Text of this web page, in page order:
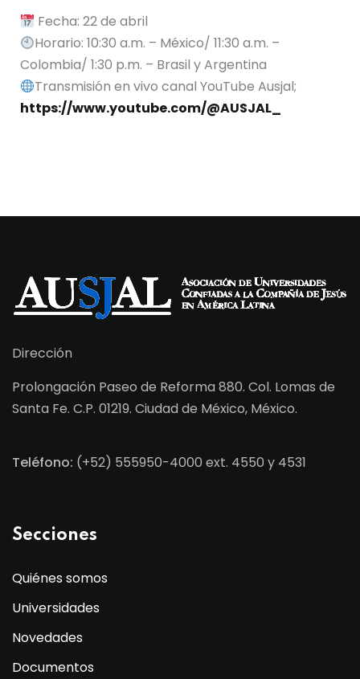
Fecha: 22 de abril
Horario: 10:30 a.m. – México/ 11:30 a.m. –
Colombia/ 1:30 p.m. – Brasil y Argentina
Transmisión en vivo canal YouTube Ausjal;
https://www.youtube.com/@AUSJAL_
Dirección
Prolongación Paseo de Reforma 880. Col. Lomas de
Santa Fe. C.P. 01219. Ciudad de México, México.
Teléfono: (+52) 555950-4000 ext. 4550 y 4531
Secciones
Quiénes somos
Universidades
Novedades
Documentos